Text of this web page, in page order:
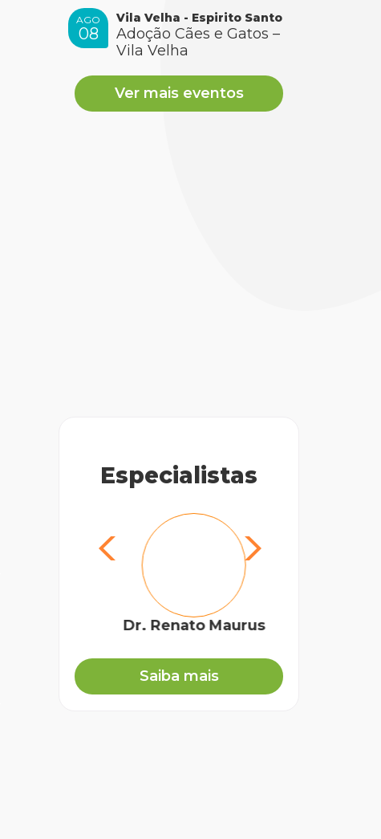
AGO
08
Vila Velha - Espirito Santo
Adoção Cães e Gatos –
Vila Velha
Ver mais eventos
Especialistas
Dr. Renato Maurus
Saiba mais